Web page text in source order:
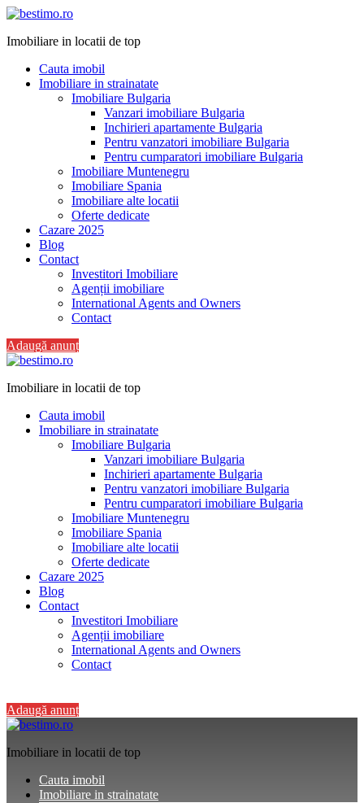
Imobiliare in locatii de top
Cauta imobil
Imobiliare in strainatate
Imobiliare Bulgaria
Vanzari imobiliare Bulgaria
Inchirieri apartamente Bulgaria
Pentru vanzatori imobiliare Bulgaria
Pentru cumparatori imobiliare Bulgaria
Imobiliare Muntenegru
Imobiliare Spania
Imobiliare alte locatii
Oferte dedicate
Cazare 2025
Blog
Contact
Investitori Imobiliare
Agenții imobiliare
International Agents and Owners
Contact
Adaugă anunț
Imobiliare in locatii de top
Cauta imobil
Imobiliare in strainatate
Imobiliare Bulgaria
Vanzari imobiliare Bulgaria
Inchirieri apartamente Bulgaria
Pentru vanzatori imobiliare Bulgaria
Pentru cumparatori imobiliare Bulgaria
Imobiliare Muntenegru
Imobiliare Spania
Imobiliare alte locatii
Oferte dedicate
Cazare 2025
Blog
Contact
Investitori Imobiliare
Agenții imobiliare
International Agents and Owners
Contact
Adaugă anunț
Imobiliare in locatii de top
Cauta imobil
Imobiliare in strainatate